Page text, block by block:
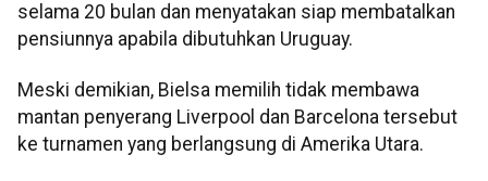
selama 20 bulan dan menyatakan siap membatalkan
pensiunnya apabila dibutuhkan Uruguay.
Meski demikian, Bielsa memilih tidak membawa
mantan penyerang Liverpool dan Barcelona tersebut
ke turnamen yang berlangsung di Amerika Utara.